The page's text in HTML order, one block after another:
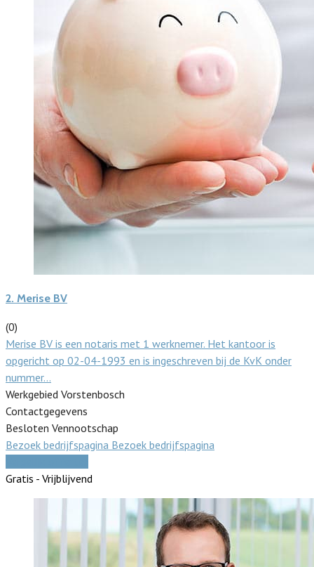
2. Merise BV
(0)
Merise BV is een notaris met 1 werknemer. Het kantoor is
opgericht op 02-04-1993 en is ingeschreven bij de KvK onder
nummer…
Werkgebied Vorstenbosch
Contactgegevens
Besloten Vennootschap
Bezoek bedrijfspagina Bezoek bedrijfspagina
Gratis - Vrijblijvend